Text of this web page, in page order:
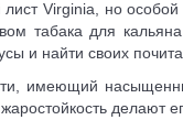
Virginia, но
табака для
и найти своих
имеющий
делают